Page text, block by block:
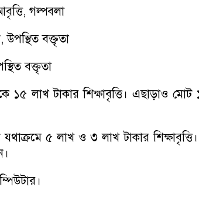
গল্পবলা
উপস্থিত বক্তৃতা
বক্তৃতা
১৫ লাখ টাকার শিক্ষাবৃত্তি। এছাড়াও মোট
৫ লাখ ও ৩ লাখ টাকার